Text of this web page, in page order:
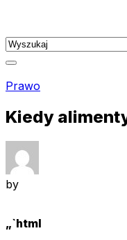
content
Prawo
Kiedy
by
„`html